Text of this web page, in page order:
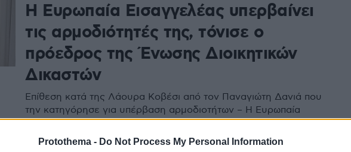
Protothema - Do Not Process My Personal Information
Η Ευρωπαία Εισαγγελέας υπερβαίνει
τις αρμοδιότητές της, τόνισε ο
πρόεδρος της Ένωσης Διοικητικών
Δικαστών
Επίθεση κατά της Λάουρα Κοβέσι από τον Παναγιώτη Δανιά που
την κατηγόρησε για υπέρβαση αρμοδιοτήτων – Η Ευρωπαία
Εισαγγελέας είχε ζητήσει την αλλαγή του νόμου περί ευθύνης
υπουργών για να αποδοθεί δικαιοσύνη στα Τέμπη